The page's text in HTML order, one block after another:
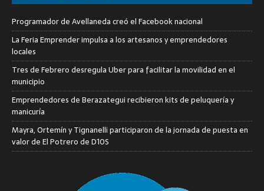
Programador de Avellaneda creó el Facebook nacional
La Feria Emprender impulsa a los artesanos y emprendedores
locales
Tres de Febrero desregula Uber para facilitar la movilidad en el
municipio
Emprendedores de Berazategui recibieron kits de peluquería y
manicuría
Mayra, Ortemín y Tignanelli participaron de la jornada de puesta en
valor de El Potrero de D10S